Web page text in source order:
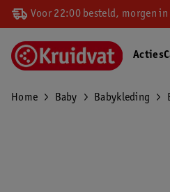
Voor 22:00 besteld, morgen in
Acties
Home Baby Babykleding